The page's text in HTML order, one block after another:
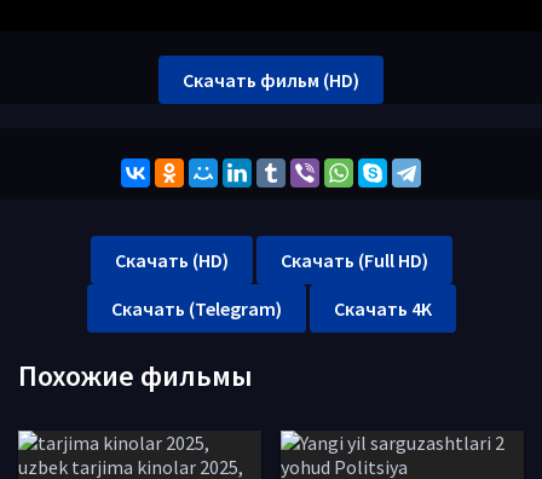
Скачать фильм (HD)
Скачать (HD)
Скачать (Full HD)
Скачать (Telegram)
Скачать 4K
Похожие фильмы